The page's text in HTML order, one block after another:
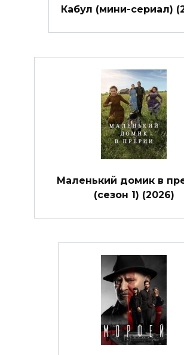
Кабул (мини-сериал)
Маленький домик в
(сезон 1) (2026)